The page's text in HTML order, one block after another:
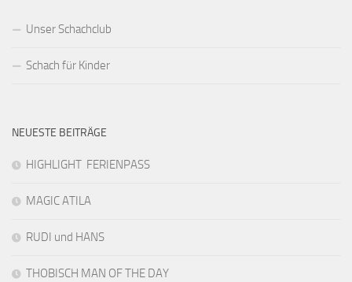
Unser Schachclub
Schach für Kinder
NEUESTE BEITRÄGE
HIGHLIGHT FERIENPASS
MAGIC ATILA
RUDI und HANS
THOBISCH MAN OF THE DAY